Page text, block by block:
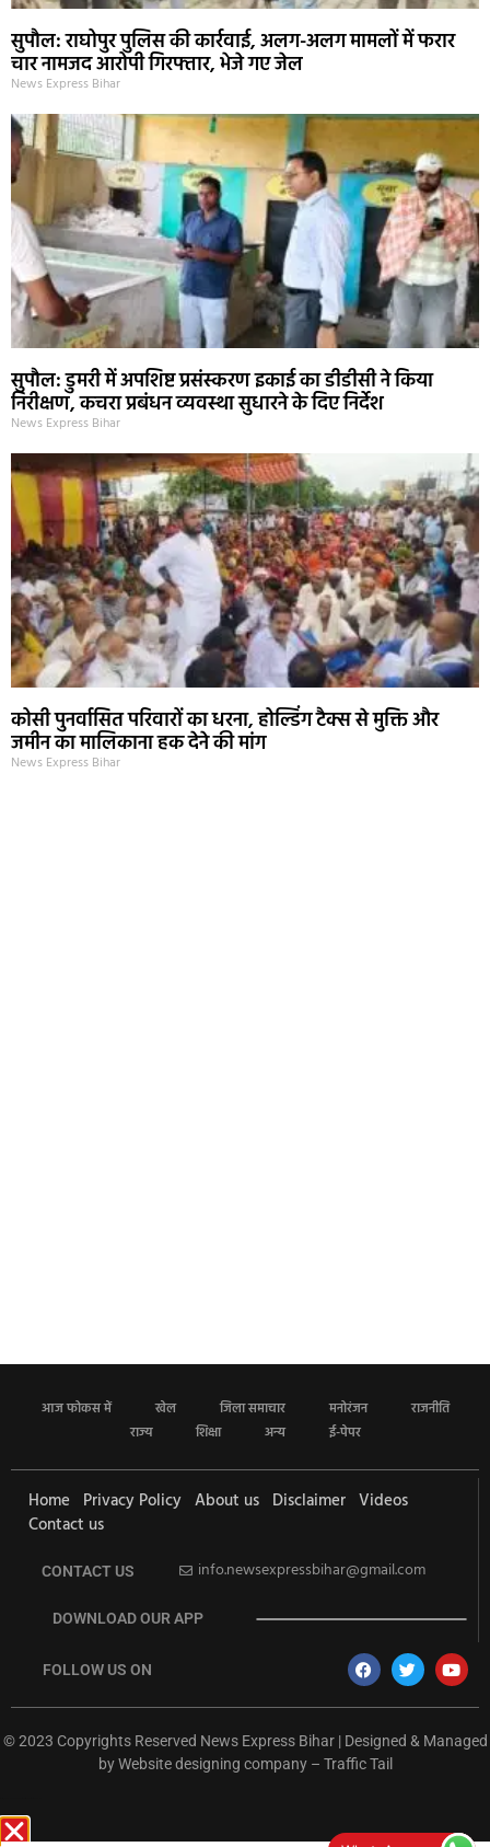
सुपौल: राघोपुर पुलिस की कार्रवाई, अलग-अलग मामलों में फरार
चार नामजद आरोपी गिरफ्तार, भेजे गए जेल
News Express Bihar
सुपौल: डुमरी में अपशिष्ट प्रसंस्करण इकाई का डीडीसी ने किया
निरीक्षण, कचरा प्रबंधन व्यवस्था सुधारने के दिए निर्देश
News Express Bihar
कोसी पुनर्वासित परिवारों का धरना, होल्डिंग टैक्स से मुक्ति और
जमीन का मालिकाना हक देने की मांग
News Express Bihar
आज फोकस में खेल जिला समाचार मनोरंजन
राजनीति
राज्य
शिक्षा अन्य ई-पेपर
Home Privacy Policy About us Disclaimer Videos
Contact us
CONTACT US info.newsexpressbihar@gmail.com
DOWNLOAD OUR APP
FOLLOW US ON
© 2023 Copyrights Reserved News Express Bihar | Designed & Managed
byWebsite designing company– Traffic Tail